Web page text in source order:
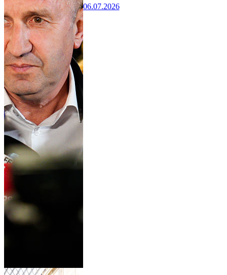
06.07.2026